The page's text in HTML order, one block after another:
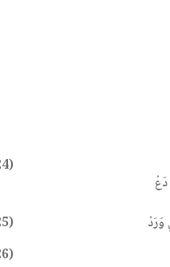
(24)
وَرَدْ
(25)
(26)